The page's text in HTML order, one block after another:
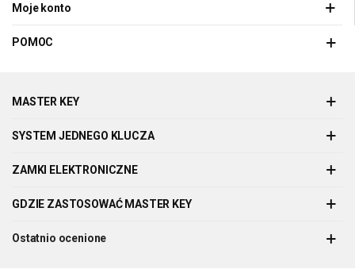
Moje konto
POMOC
MASTER KEY
SYSTEM JEDNEGO KLUCZA
ZAMKI ELEKTRONICZNE
GDZIE ZASTOSOWAĆ MASTER KEY
Ostatnio ocenione